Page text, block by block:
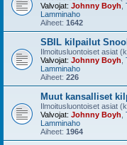
Valvojat: Johnny Boyh
Lamminaho
Aiheet: 1642
SBIL kilpailut
Ilmoitusluontoiset asiat
Valvojat: Johnny Boyh
Lamminaho
Aiheet: 226
Muut kansalliset
Ilmoitusluontoiset asiat
Valvojat: Johnny Boyh
Lamminaho
Aiheet: 1964